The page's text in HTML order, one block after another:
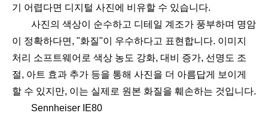
기 어렵다면 디지털 사진에 비유할 수 있습니다.
사진의 색상이 순수하고 디테일 계조가 풍부하며 명암
이 정확하다면, "화질"이 우수하다고 표현합니다. 이미지
처리 소프트웨어로 색상 농도 강화, 대비 증가, 선명도 조
절, 아트 효과 추가 등을 통해 사진을 더 아름답게 보이게
할 수 있지만, 이는 실제로 원본 화질을 훼손하는 것입니다.
Sennheiser IE80